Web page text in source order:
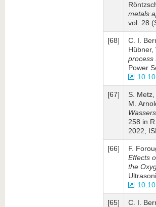
metals
vol. 28
[68]
C. I.
process
Power
[67]
S.
M.
258 in
2022,
[66]
F.
Effects
the
[65]
C. I.